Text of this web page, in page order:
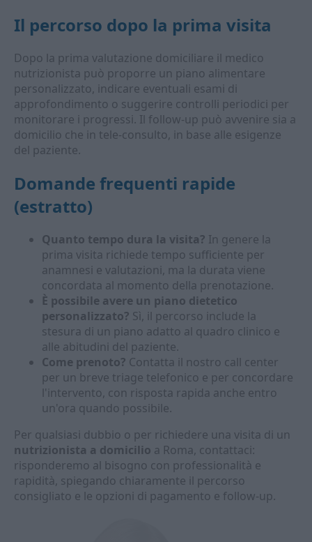
Il percorso dopo la prima visita
Dopo la prima valutazione domiciliare il medico
nutrizionista può proporre un piano alimentare
personalizzato, indicare eventuali esami di
approfondimento o suggerire controlli periodici per
monitorare i progressi. Il follow-up può avvenire sia a
domicilio che in tele-consulto, in base alle esigenze
del paziente.
Domande frequenti rapide
(estratto)
Quanto tempo dura la visita? In genere la
prima visita richiede tempo sufficiente per
anamnesi e valutazioni, ma la durata viene
concordata al momento della prenotazione.
È possibile avere un piano dietetico
personalizzato? Sì, il percorso include la
stesura di un piano adatto al quadro clinico e
alle abitudini del paziente.
Come prenoto? Contatta il nostro call center
per un breve triage telefonico e per concordare
l'intervento, con risposta rapida anche entro
un'ora quando possibile.
Per qualsiasi dubbio o per richiedere una visita di un
nutrizionista a domicilio a Roma, contattaci:
risponderemo al bisogno con professionalità e
rapidità, spiegando chiaramente il percorso
consigliato e le opzioni di pagamento e follow-up.